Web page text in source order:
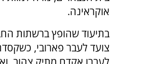
אוקראינה.
בתיעוד שהופץ ברשתות
צועד לעבר פארובי,